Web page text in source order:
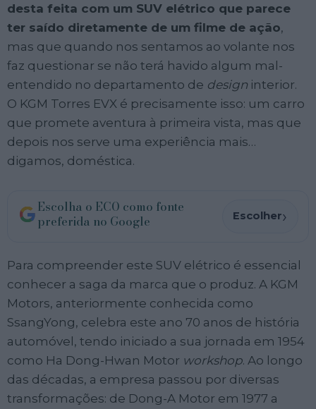
desta feita com um SUV elétrico que parece
ter saído diretamente de um filme de ação,
mas que quando nos sentamos ao volante nos
faz questionar se não terá havido algum mal-
entendido no departamento de design interior.
O KGM Torres EVX é precisamente isso: um carro
que promete aventura à primeira vista, mas que
depois nos serve uma experiência mais…
digamos, doméstica.
Escolha o ECO como fonte
preferida no Google
Escolher›
Para compreender este SUV elétrico é essencial
conhecer a saga da marca que o produz. A KGM
Motors, anteriormente conhecida como
SsangYong, celebra este ano 70 anos de história
automóvel, tendo iniciado a sua jornada em 1954
como Ha Dong-Hwan Motor workshop. Ao longo
das décadas, a empresa passou por diversas
transformações: de Dong-A Motor em 1977 a